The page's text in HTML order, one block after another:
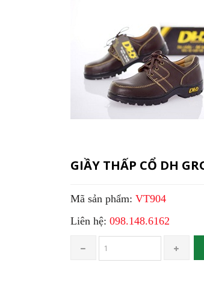
GIẦY THẤP CỔ DH
Mã sản phẩm: VT904
Liên hệ: 098.148.6162